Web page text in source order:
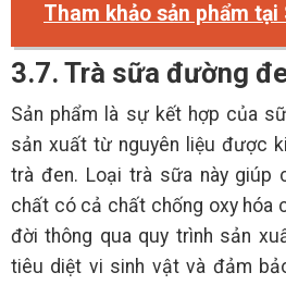
Tham khảo sản phẩm tại
3.7. Trà sữa đường
Sản phẩm là sự kết hợp của
sản xuất từ nguyên liệu được
trà đen. Loại trà sữa này giúp
chất có cả chất chống oxy hóa
đời thông qua quy trình sản
tiêu diệt vi sinh vật và đảm